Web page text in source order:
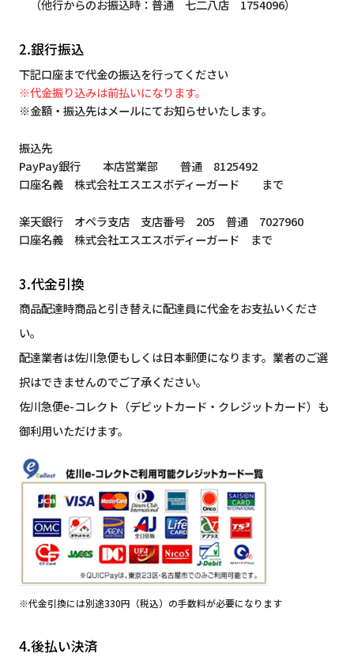
（他行からのお振込時：普通 七二八店 1754096）
2.銀行振込
下記口座まで代金の振込を行ってください
※代金振り込みは前払いになります。
※金額・振込先はメールにてお知らせいたします。
振込先
PayPay銀行 本店営業部 普通 8125492
口座名義 株式会社エスエスボディーガード まで
楽天銀行 オペラ支店 支店番号 205 普通 7027960
口座名義 株式会社エスエスボディーガード まで
3.代金引換
商品配達時商品と引き替えに配達員に代金をお支払いくださ
い。
配達業者は佐川急便もしくは日本郵便になります。業者のご選
択はできませんのでご了承ください。
佐川急便e-コレクト（デビットカード・クレジットカード）も
御利用いただけます。
※代金引換には別途330円（税込）の手数料が必要になります
4.後払い決済